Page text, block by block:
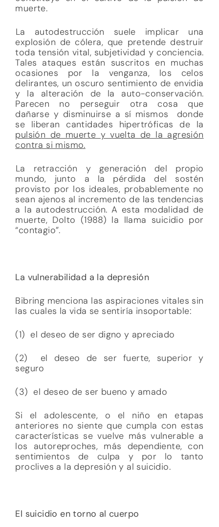
muerte.
La autodestrucción suele implicar una
explosión de cólera, que pretende destruir
toda tensión vital, subjetividad y conciencia.
Tales ataques están suscritos en muchas
ocasiones por la venganza, los celos
delirantes, un oscuro sentimiento de envidia
y la alteración de la auto-conservación.
Parecen no perseguir otra cosa que
dañarse y disminuirse a sí mismos donde
se liberan cantidades hipertróficas de la
pulsión de muerte y vuelta de la agresión
contra si mismo.
La retracción y generación del propio
mundo, junto a la pérdida del sostén
provisto por los ideales, probablemente no
sean ajenos al incremento de las tendencias
a la autodestrucción. A esta modalidad de
muerte, Dolto (1988) la llama suicidio por
“contagio”.
La vulnerabilidad a la depresión
Bibring menciona las aspiraciones vitales sin
las cuales la vida se sentiría insoportable:
(1) el deseo de ser digno y apreciado
(2) el deseo de ser fuerte, superior y
seguro
(3) el deseo de ser bueno y amado
Si el adolescente, o el niño en etapas
anteriores no siente que cumpla con estas
características se vuelve más vulnerable a
los autoreproches, más dependiente, con
sentimientos de culpa y por lo tanto
proclives a la depresión y al suicidio.
El suicidio en torno al cuerpo